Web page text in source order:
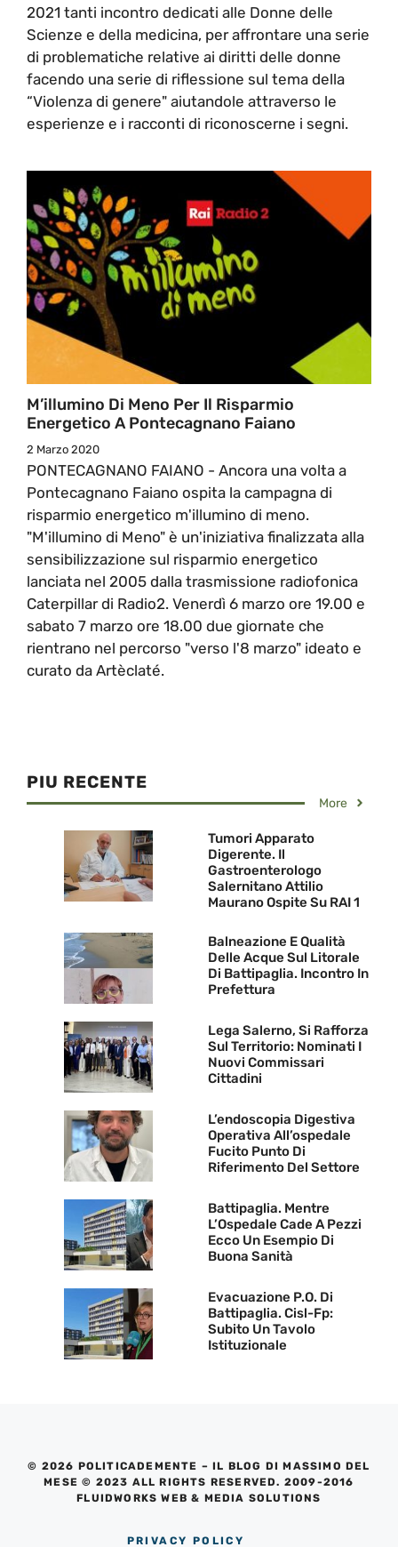
2021 tanti incontro dedicati alle Donne delle
Scienze e della medicina, per affrontare una serie
di problematiche relative ai diritti delle donne
facendo una serie di riflessione sul tema della
“Violenza di genere" aiutandole attraverso le
esperienze e i racconti di riconoscerne i segni.
M’illumino Di Meno Per Il Risparmio
Energetico A Pontecagnano Faiano
2 Marzo 2020
PONTECAGNANO FAIANO - Ancora una volta a
Pontecagnano Faiano ospita la campagna di
risparmio energetico m'illumino di meno.
"M'illumino di Meno" è un'iniziativa finalizzata alla
sensibilizzazione sul risparmio energetico
lanciata nel 2005 dalla trasmissione radiofonica
Caterpillar di Radio2. Venerdì 6 marzo ore 19.00 e
sabato 7 marzo ore 18.00 due giornate che
rientrano nel percorso "verso l'8 marzo" ideato e
curato da Artèclaté.
PIU RECENTE
More
Tumori Apparato
Digerente. Il
Gastroenterologo
Salernitano Attilio
Maurano Ospite Su RAI 1
Balneazione E Qualità
Delle Acque Sul Litorale
Di Battipaglia. Incontro In
Prefettura
Lega Salerno, Si Rafforza
Sul Territorio: Nominati I
Nuovi Commissari
Cittadini
L’endoscopia Digestiva
Operativa All’ospedale
Fucito Punto Di
Riferimento Del Settore
Battipaglia. Mentre
L’Ospedale Cade A Pezzi
Ecco Un Esempio Di
Buona Sanità
Evacuazione P.O. Di
Battipaglia. Cisl-Fp:
Subito Un Tavolo
Istituzionale
© 2026 POLITICADEMENTE – IL BLOG DI MASSIMO DEL
MESE © 2023 ALL RIGHTS RESERVED. 2009-2016
FLUIDWORKS WEB & MEDIA SOLUTIONS
PRIVACY POLICY